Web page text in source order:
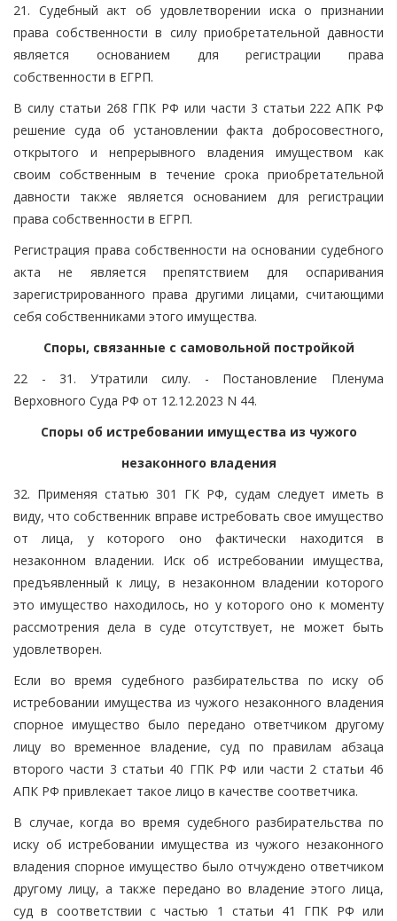
21. Судебный акт об удовлетворении иска о признании
права собственности в силу приобретательной давности
является основанием для регистрации права
собственности в ЕГРП.
В силу статьи 268 ГПК РФ или части 3 статьи 222 АПК РФ
решение суда об установлении факта добросовестного,
открытого и непрерывного владения имуществом как
своим собственным в течение срока приобретательной
давности также является основанием для регистрации
права собственности в ЕГРП.
Регистрация права собственности на основании судебного
акта не является препятствием для оспаривания
зарегистрированного права другими лицами, считающими
себя собственниками этого имущества.
Споры, связанные с самовольной постройкой
22 - 31. Утратили силу. - Постановление Пленума
Верховного Суда РФ от 12.12.2023 N 44.
Споры об истребовании имущества из чужого
незаконного владения
32. Применяя статью 301 ГК РФ, судам следует иметь в
виду, что собственник вправе истребовать свое имущество
от лица, у которого оно фактически находится в
незаконном владении. Иск об истребовании имущества,
предъявленный к лицу, в незаконном владении которого
это имущество находилось, но у которого оно к моменту
рассмотрения дела в суде отсутствует, не может быть
удовлетворен.
Если во время судебного разбирательства по иску об
истребовании имущества из чужого незаконного владения
спорное имущество было передано ответчиком другому
лицу во временное владение, суд по правилам абзаца
второго части 3 статьи 40 ГПК РФ или части 2 статьи 46
АПК РФ привлекает такое лицо в качестве соответчика.
В случае, когда во время судебного разбирательства по
иску об истребовании имущества из чужого незаконного
владения спорное имущество было отчуждено ответчиком
другому лицу, а также передано во владение этого лица,
суд в соответствии с частью 1 статьи 41 ГПК РФ или